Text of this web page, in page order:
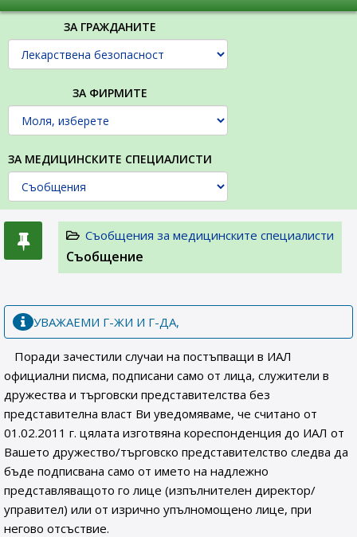
ЗА ГРАЖДАНИТЕ
ЗА ФИРМИТЕ
ЗА МЕДИЦИНСКИТЕ СПЕЦИАЛИСТИ
Съобщения за медицинските специалисти
Съобщение
УВАЖАЕМИ Г-ЖИ И Г-ДА,
Поради зачестили случаи на постъпващи в ИАЛ
официални писма, подписани само от лица, служители в
дружества и търговски представителства без
представителна власт Ви уведомяваме, че считано от
01.02.2011 г. цялата изготвяна кореспонденция до ИАЛ от
Вашето дружество/търговско представителство следва да
бъде подписвана само от името на надлежно
представляващото го лице (изпълнителен директор/
управител) или от изрично упълномощено лице, при
негово отсъствие.